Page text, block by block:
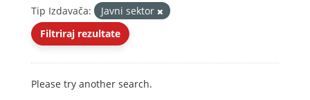
Tip Izdavača:
Javni sektor
Filtriraj rezultate
Please try another search.